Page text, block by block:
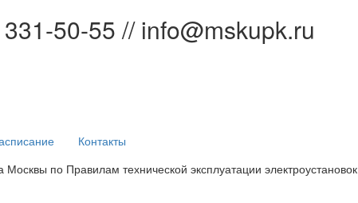
50-55 // info@mskupk.ru
Контакты
по Правилам технической эксплуатации электроустановок